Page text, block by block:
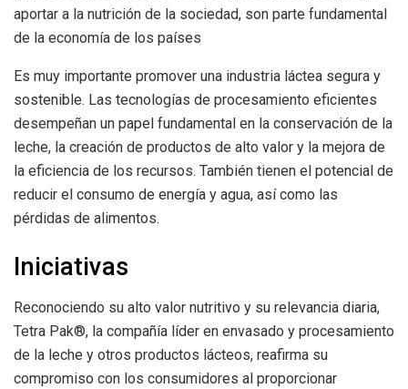
aportar a la nutrición de la sociedad, son parte fundamental
de la economía de los países
Es muy importante promover una industria láctea segura y
sostenible. Las tecnologías de procesamiento eficientes
desempeñan un papel fundamental en la conservación de la
leche, la creación de productos de alto valor y la mejora de
la eficiencia de los recursos. También tienen el potencial de
reducir el consumo de energía y agua, así como las
pérdidas de alimentos.
Iniciativas
Reconociendo su alto valor nutritivo y su relevancia diaria,
Tetra Pak®, la compañía líder en envasado y procesamiento
de la leche y otros productos lácteos, reafirma su
compromiso con los consumidores al proporcionar